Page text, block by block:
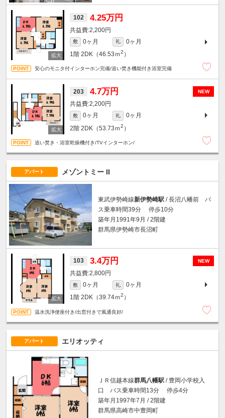
102 4.25万円
2,200円
敷 0ヶ月 礼
0ヶ月
1階 2DK（46.53ｍ2 ）
安心のモニタ付インターホン完備/追い焚き機能付き浴室完備
NEW
203 4.7万円
2,200円
敷 0ヶ月 礼
0ヶ月
2階 2DK（53.73ｍ2 ）
追い焚き・浴室乾燥機付き/TVインターホン/
アパート メゾントミー II
東武伊勢崎線新伊勢崎駅 / 長沼八幡前 バ
ス乗車時間39分 停歩10分
築年月1991年9月 / 2階建
群馬県伊勢崎市長沼町
NEW
103 3.4万円
2,800円
敷 0ヶ月 礼
0ヶ月
1階 2DK（39.74ｍ2 ）
温水洗浄便座付き/出窓付きで風通良好/
アパート エリオッティ
ＪＲ信越本線群馬八幡駅 / 豊岡小学校入
口 バス乗車時間13分 停歩4分
築年月1997年7月 / 2階建
群馬県高崎市中豊岡町